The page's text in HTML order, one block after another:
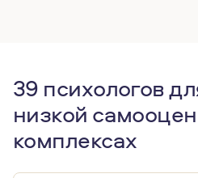
39 психологов
низкой
комплексах